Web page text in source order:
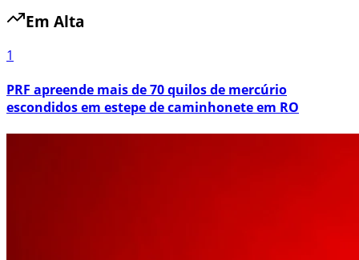
Em Alta
1
PRF apreende mais de 70 quilos de mercúrio
escondidos em estepe de caminhonete em RO